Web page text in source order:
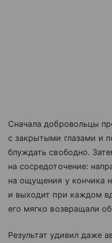
Сначала добровольцы
с закрытыми глазами и
блуждать свободно.
на сосредоточение:
на ощущения у кончика
и выходит при каждом
его мягко возвращали
Результат удивил даже